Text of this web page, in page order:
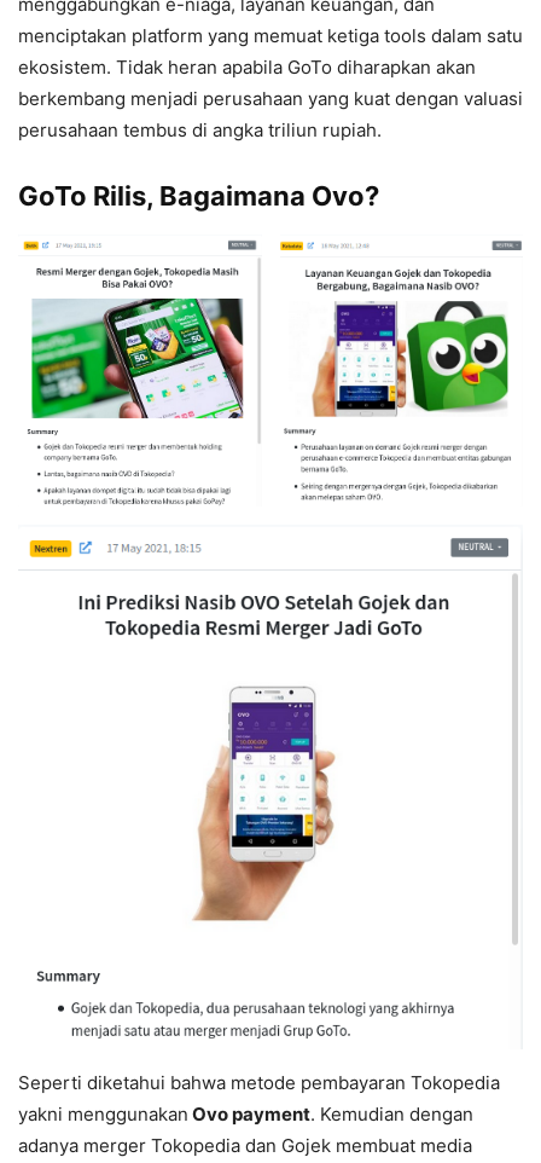
menggabungkan e-niaga, layanan keuangan, dan
menciptakan platform yang memuat ketiga tools dalam satu
ekosistem. Tidak heran apabila GoTo diharapkan akan
berkembang menjadi perusahaan yang kuat dengan valuasi
perusahaan tembus di angka triliun rupiah.
GoTo Rilis, Bagaimana Ovo?
Seperti diketahui bahwa metode pembayaran Tokopedia
yakni menggunakan Ovo payment. Kemudian dengan
adanya merger Tokopedia dan Gojek membuat media